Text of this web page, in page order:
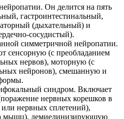
Он делится на пять
гастроинтестинальный,
(дыхательный) и
сосудистый).
симметричной нейропатии.
сенсорную (с преобладанием
нервов), моторную (с
нейронов), смешанную и
синдром. Включает
нервных корешков в
нервных сплетений),
мышц), демиелинизирующую